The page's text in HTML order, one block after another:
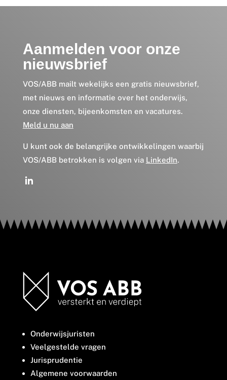
Aanmelden voor onze
nieuwsbrief
VOS/ABB mailt wekelijks een gratis nieuwsbrief,
met nieuws en informatie over het onderwijs,
onze diensten, bijeenkomsten en vacatures.
Meld u nu aan
U kunt ook de belangrijke ontwikkelingen waarbij
VOS/ABB betrokken is volgen via LinkedIn.
Onderwijsjuristen
Veelgestelde vragen
Jurisprudentie
Algemene voorwaarden